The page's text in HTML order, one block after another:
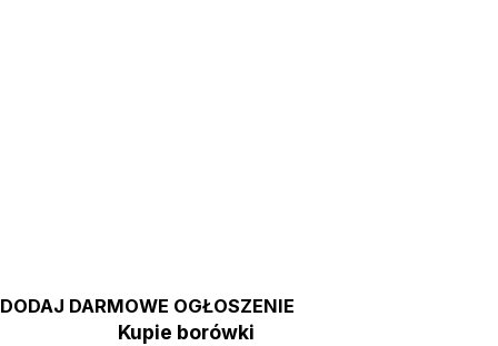
DODAJ DARMOWE OGŁOSZENIE
Kupie borówki